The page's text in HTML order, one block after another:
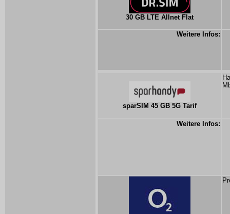
30 GB LTE Allnet Flat
Weitere Infos:
sparSIM 45 GB 5G Tarif
Weitere Infos: